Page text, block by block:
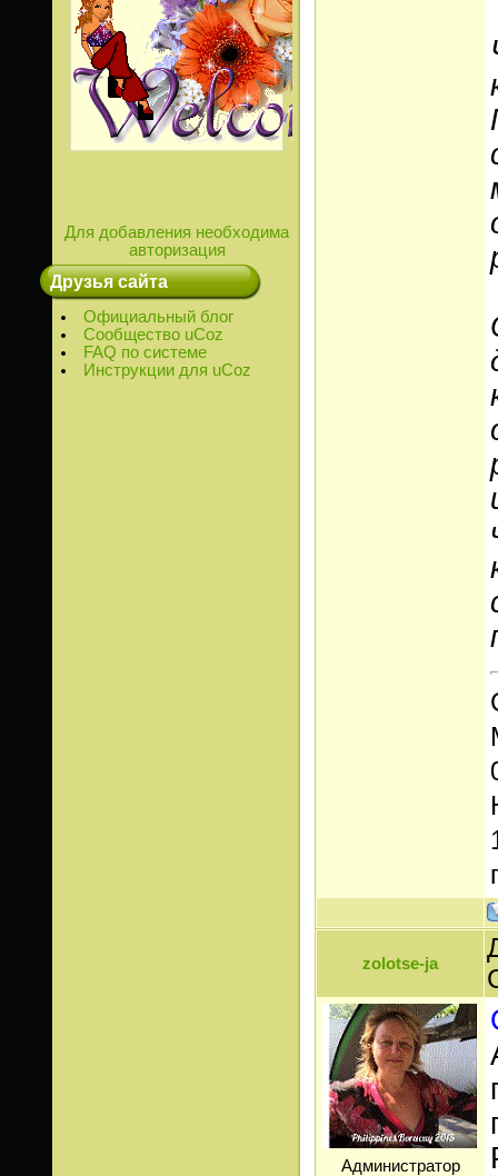
Для добавления необходима
авторизация
Друзья сайта
Официальный блог
Сообщество uCoz
FAQ по системе
Инструкции для uCoz
zolotse-ja
Администратор